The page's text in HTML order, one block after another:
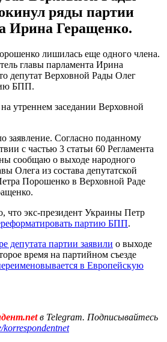
ряды партии
Ирина Геращенко.
лишилась еще одного члена.
главы парламента Ирина
депутат Верховной Рады Олег
БПП.
утреннем заседании Верховной
заявление. Согласно поданному
с частью 3 статьи 60 Регламента
сообщаю о выходе народного
Олега из состава депутатской
Порошенко в Верховной Раде
что экс-президент Украины Петр
партию БПП.
депутата партии заявили о выходе
время на партийном съезде
в Европейскую
в Telegram. Подписывайтесь
korrespondentnet